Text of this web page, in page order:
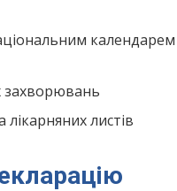
календарем
захворювань
листів